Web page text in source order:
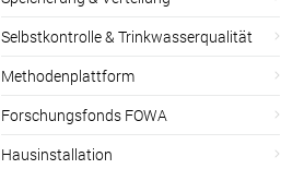
Selbstkontrolle & Trinkwasserqualität
Methodenplattform
Forschungsfonds FOWA
Hausinstallation